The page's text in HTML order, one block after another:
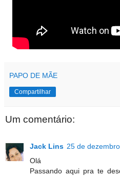
PAPO DE MÃE
Compartilhar
Um comentário:
Jack Lins 25 de
Olá
Passando aqui pra te